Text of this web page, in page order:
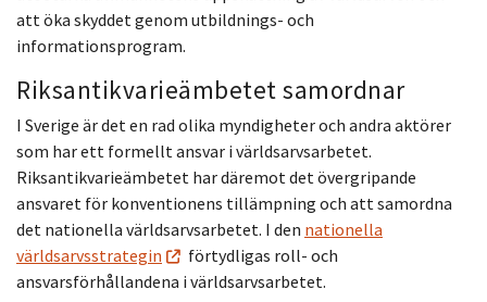
att öka skyddet genom utbildnings- och
informationsprogram.
Riksantikvarieämbetet samordnar
I Sverige är det en rad olika myndigheter och andra aktörer
som har ett formellt ansvar i världsarvsarbetet.
Riksantikvarieämbetet har däremot det övergripande
ansvaret för konventionens tillämpning och att samordna
det nationella världsarvsarbetet. I den nationella
världsarvsstrategin
förtydligas roll- och
ansvarsförhållandena i världsarvsarbetet.